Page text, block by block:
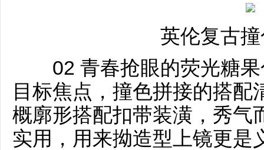
英伦复古
02 青春抢眼的荧光糖果
目标焦点，撞色拼接的搭配
概廓形搭配扣带装潢，秀气
实用，用来拗造型上镜更是